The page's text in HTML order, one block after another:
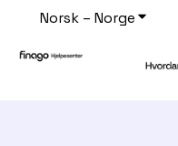
Norsk – NorgeVis